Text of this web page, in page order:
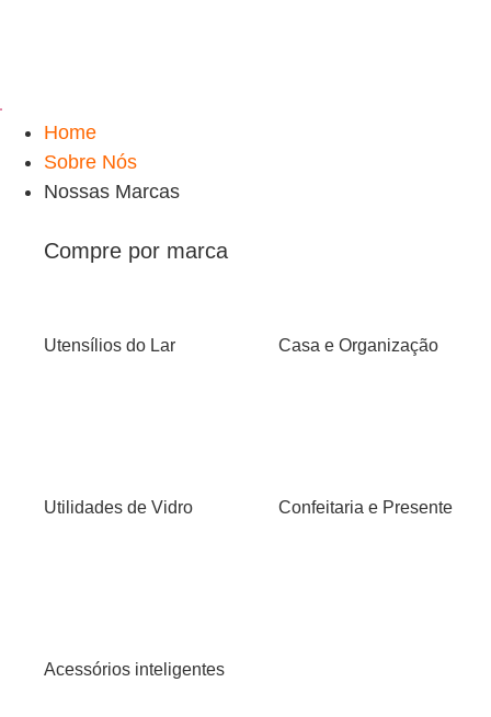
Home
Sobre Nós
Nossas Marcas
Compre por marca
Utensílios do Lar Casa e Organização
Utilidades de Vidro Confeitaria e Presente
Acessórios inteligentes